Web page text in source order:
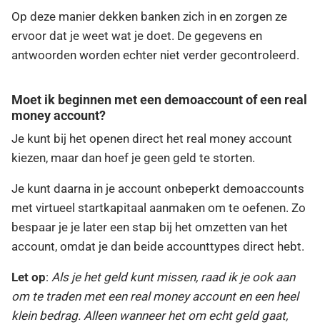
Op deze manier dekken banken zich in en zorgen ze
ervoor dat je weet wat je doet. De gegevens en
antwoorden worden echter niet verder gecontroleerd.
Moet ik beginnen met een demoaccount of een real
money account?
Je kunt bij het openen direct het real money account
kiezen, maar dan hoef je geen geld te storten.
Je kunt daarna in je account onbeperkt demoaccounts
met virtueel startkapitaal aanmaken om te oefenen. Zo
bespaar je je later een stap bij het omzetten van het
account, omdat je dan beide accounttypes direct hebt.
Let op: Als je het geld kunt missen, raad ik je ook aan
om te traden met een real money account en een heel
klein bedrag. Alleen wanneer het om echt geld gaat,